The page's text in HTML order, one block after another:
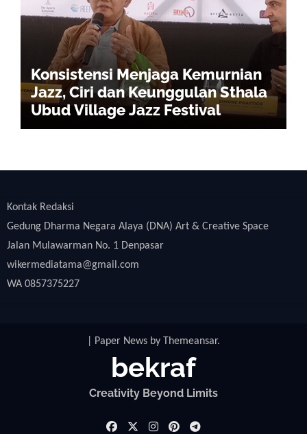
Konsistensi Menjaga Kemurnian
Jazz, Ciri dan Keunggulan Sthala
Ubud Village Jazz Festival
Kontak Redaksi
Gedung Dharma Negara Alaya (DNA) Art & Creative Space
Jalan Mulawarman No. 1 Denpasar
wikermediatama@gmail.com
WA 0857375227
Paper News by Themeansar.
bekraf
Creativity Beyond Limits